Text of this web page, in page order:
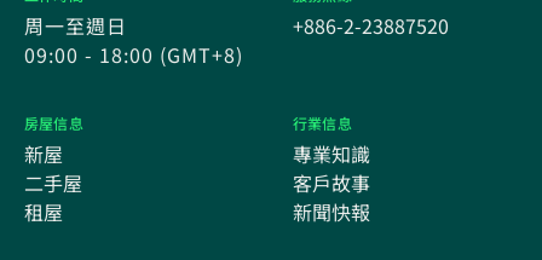
周一至週日
09:00 - 18:00 (GMT+8)
+886-2-23887520
房屋信息
新屋
二手屋
租屋
行業信息
專業知識
客戶故事
新聞快報